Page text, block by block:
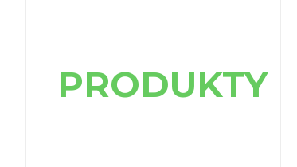
PRODUKTY